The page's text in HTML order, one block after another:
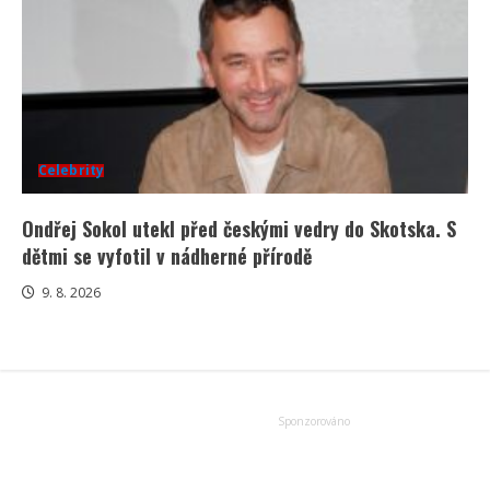
Celebrity
Ondřej Sokol utekl před českými vedry do Skotska. S
dětmi se vyfotil v nádherné přírodě
9. 8. 2026